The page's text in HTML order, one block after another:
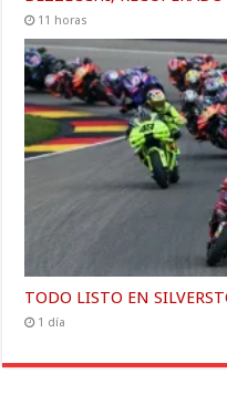
11 horas
TODO LISTO EN
1 día